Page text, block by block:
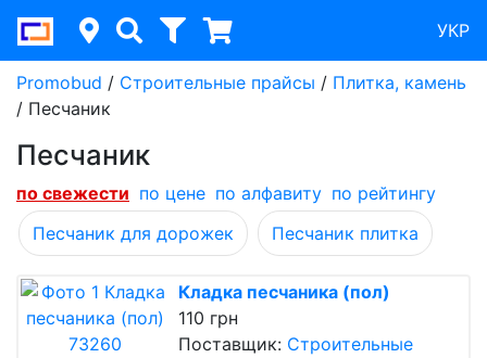
УКР
Promobud / Строительные прайсы / Плитка, камень
/ Песчаник
Песчаник
по cвежести по цене по алфавиту по рейтингу
Песчаник для дорожек
Песчаник плитка
Кладка песчаника (пол)
110 грн
Поставщик: Строительные